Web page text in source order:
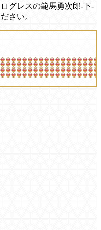
グレスの範馬勇次郎-下-
さい。